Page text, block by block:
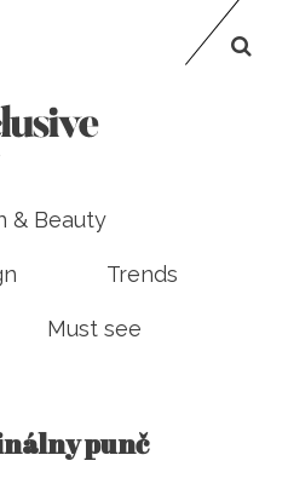
& Beauty
Trends
Must see
punč